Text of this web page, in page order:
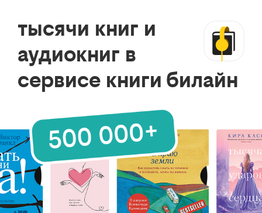
тысячи книг и
аудиокниг в
сервисе книги билайн